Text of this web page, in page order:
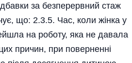
за безперервний стаж
що: 2.3.5. Час, коли жінка у
на роботу, яка не давала
причин, при поверненні